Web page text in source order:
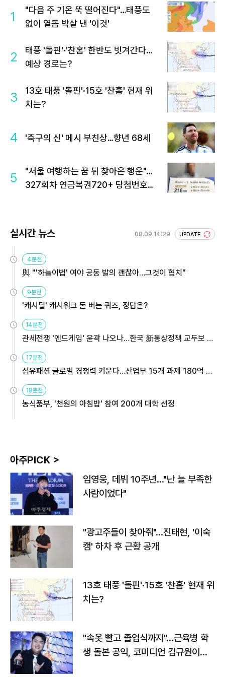
1
"다음 주 기온 뚝 떨어진다"…태풍도
없이 열돔 박살 낸 '이것'
2
태풍 '돌핀'·'찬홈' 한반도 빗겨간다…
예상 경로는?
3
13호 태풍 '돌핀'·15호 '찬홈' 현재 위
치는?
4 '축구의 신' 메시 부친상…향년 68세
5
"서울 여행하는 꿈 뒤 찾아온 행운"…
327회차 연금복권720+ 당첨번호조
실시간 뉴스 08.09 14:29 UPDATE
4분전
與 "'하늘이법' 여야 공동 발의 괜찮아…그것이 협치"
9분전
'캐시딜' 캐시워크 돈 버는 퀴즈, 정답은?
14분전
관세전쟁 '엔드게임' 윤곽 나오나…한국 新통상정책 교두보 활
용해야
17분전
섬유패션 글로벌 경쟁력 키운다…산업부 15개 과제 180억 지
원
18분전
농식품부, '천원의 아침밥' 참여 200개 대학 선정
아주PICK >
임영웅, 데뷔 10주년…"난 늘 부족한
사람이었다"
"광고주들이 찾아줘"…진태현, '이숙
캠' 하차 후 근황 공개
13호 태풍 '돌핀'·15호 '찬홈' 현재 위
치는?
"속옷 빨고 졸업식까지"…근육병 학
생 돌본 공익, 코미디언 김규원이었